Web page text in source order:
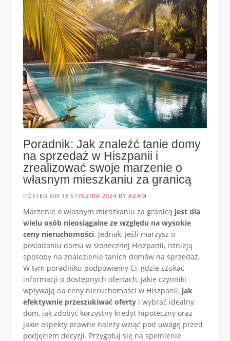
Poradnik: Jak znaleźć tanie domy
na sprzedaż w Hiszpanii i
zrealizować swoje marzenie o
własnym mieszkaniu za granicą
POSTED ON 18 STYCZNIA 2024 BY ADAM
Marzenie o własnym mieszkaniu za granicą jest dla
wielu osób nieosiągalne ze względu na wysokie
ceny nieruchomości. Jednak, jeśli marzysz o
posiadaniu domu w słonecznej Hiszpanii, istnieją
sposoby na znalezienie tanich domów na sprzedaż.
W tym poradniku podpowiemy Ci, gdzie szukać
informacji o dostępnych ofertach, jakie czynniki
wpływają na ceny nieruchomości w Hiszpanii, jak
efektywnie przeszukiwać oferty i wybrać idealny
dom, jak zdobyć korzystny kredyt hipoteczny oraz
jakie aspekty prawne należy wziąć pod uwagę przed
podjęciem decyzji. Przygotuj się na spełnienie